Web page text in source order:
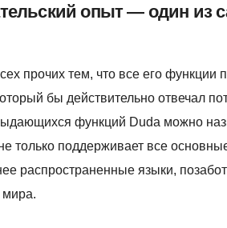
опыт — один из
прочих тем, что все его
бы действительно отвечал
функций Duda можно
только поддерживает все
распространенные языки,
мира.